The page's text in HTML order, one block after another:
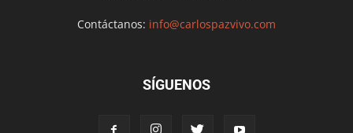
Contáctanos: info@carlospazvivo.com
SÍGUENOS